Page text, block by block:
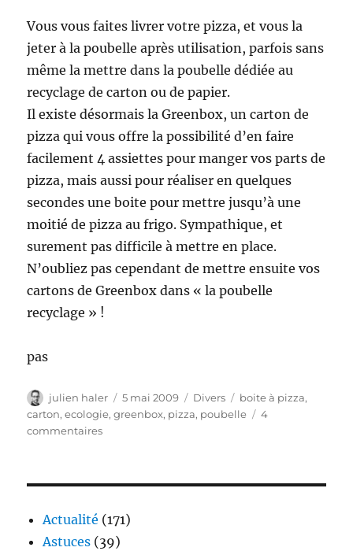
Vous vous faites livrer votre pizza, et vous la
jeter à la poubelle après utilisation, parfois sans
même la mettre dans la poubelle dédiée au
recyclage de carton ou de papier.
Il existe désormais la Greenbox, un carton de
pizza qui vous offre la possibilité d’en faire
facilement 4 assiettes pour manger vos parts de
pizza, mais aussi pour réaliser en quelques
secondes une boite pour mettre jusqu’à une
moitié de pizza au frigo. Sympathique, et
surement pas difficile à mettre en place.
N’oubliez pas cependant de mettre ensuite vos
cartons de Greenbox dans « la poubelle
recyclage » !
pas
Auteur
julien haler
Publié
le
5 mai 2009 Catégories
Divers Étiquettes
boite à pizza,
carton,ecologie,greenbox, pizza, poubelle
4
commentairessur
écologique
Actualité (171)
Astuces (39)